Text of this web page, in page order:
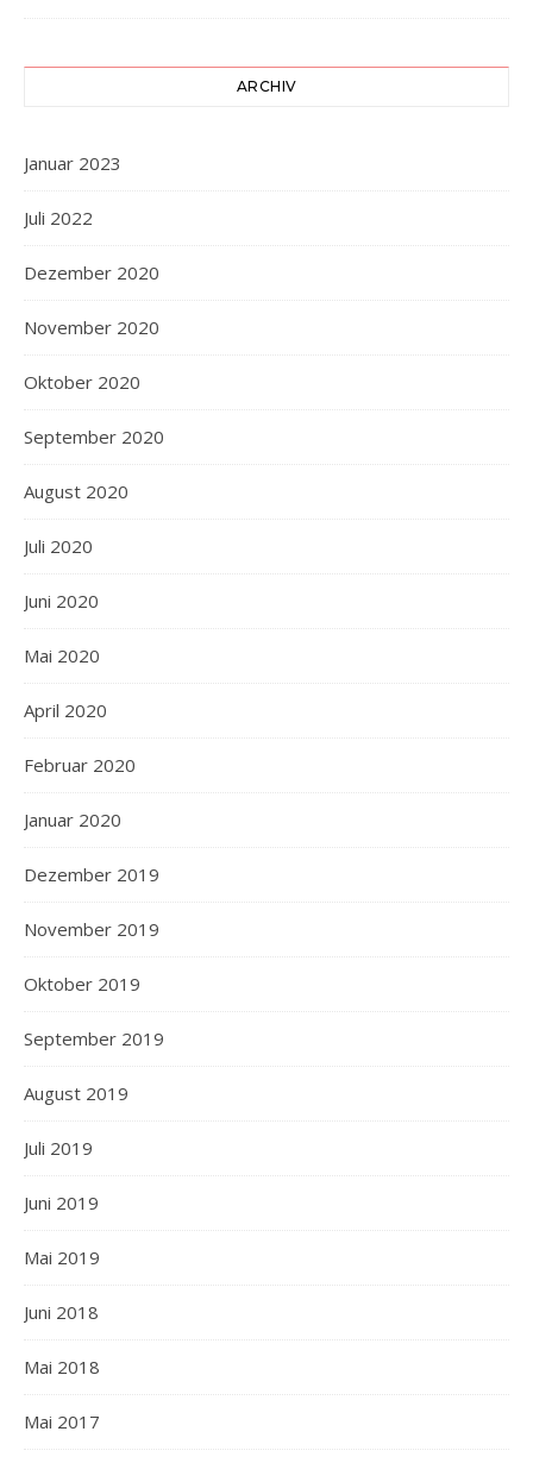
ARCHIV
Januar 2023
Juli 2022
Dezember 2020
November 2020
Oktober 2020
September 2020
August 2020
Juli 2020
Juni 2020
Mai 2020
April 2020
Februar 2020
Januar 2020
Dezember 2019
November 2019
Oktober 2019
September 2019
August 2019
Juli 2019
Juni 2019
Mai 2019
Juni 2018
Mai 2018
Mai 2017